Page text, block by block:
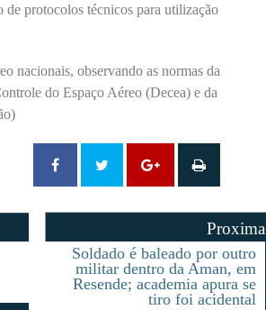
de protocolos técnicos para utilização
nacionais, observando as normas da
do Espaço Aéreo (Decea) e da
Proxima
Soldado é baleado por outro
militar dentro da Aman, em
Resende; academia apura se
tiro foi acidental